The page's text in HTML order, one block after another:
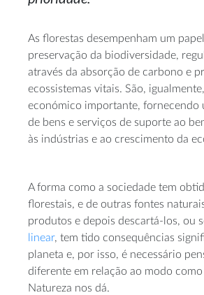
As florestas desempenham um
preservação da biodiversidade,
através da absorção de carbono e
ecossistemas vitais. São,
económico importante, fornecendo
de bens e serviços de suporte ao
às indústrias e ao crescimento da
A forma como a sociedade tem
florestais, e de outras fontes
produtos e depois descartá-los, ou
linear, tem tido consequências
planeta e, por isso, é necessário
diferente em relação ao modo como
Natureza nos dá.